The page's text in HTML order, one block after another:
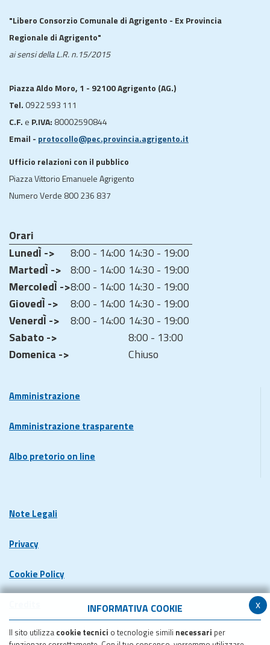
x
INFORMATIVA COOKIE
Il sito utilizza cookie tecnici o tecnologie simili necessari per
"Libero Consorzio Comunale di Agrigento - Ex Provincia
Regionale di Agrigento"
ai sensi della L.R. n.15/2015
Piazza Aldo Moro, 1 - 92100 Agrigento (AG.)
Tel. 0922 593 111
C.F. e P.IVA: 80002590844
Email - protocollo@pec.provincia.agrigento.it
Ufficio relazioni con il pubblico
Piazza Vittorio Emanuele Agrigento
Numero Verde 800 236 837
Orari
LunedÌ ->
8:00 - 14:00 14:30 - 19:00
MartedÌ -> 8:00 - 14:00 14:30 - 19:00
MercoledÌ ->8:00 - 14:00 14:30 - 19:00
GiovedÌ ->
8:00 - 14:00 14:30 - 19:00
VenerdÌ ->
8:00 - 14:00 14:30 - 19:00
Sabato ->
8:00 - 13:00
Domenica ->
Chiuso
Amministrazione
Amministrazione trasparente
Albo pretorio on line
Note Legali
Privacy
Cookie Policy
Dichiarazione di accessibilita'